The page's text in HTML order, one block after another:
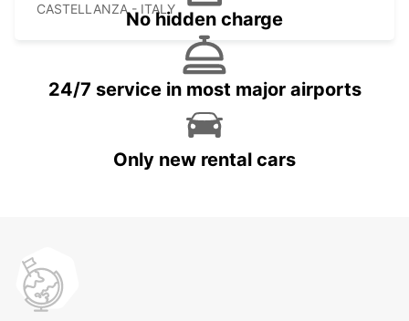
CASTELLANZA - ITALYNo hidden charge
24/7 service in most major airports
Only new rental cars